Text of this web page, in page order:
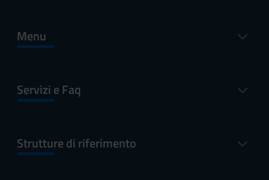
Menu
Servizi e Faq
Strutture di riferimento